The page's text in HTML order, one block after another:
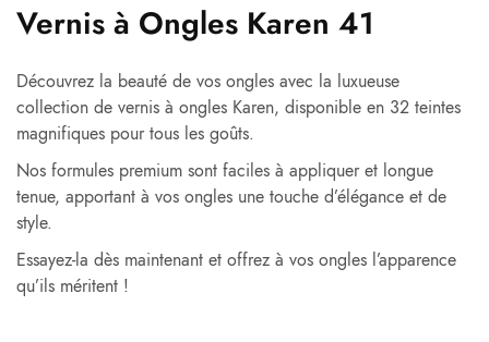
Vernis à Ongles Karen 41
Découvrez la beauté de vos ongles avec la luxueuse
collection de vernis à ongles Karen, disponible en 32 teintes
magnifiques pour tous les goûts.
Nos formules premium sont faciles à appliquer et longue
tenue, apportant à vos ongles une touche d’élégance et de
style.
Essayez-la dès maintenant et offrez à vos ongles l’apparence
qu’ils méritent !